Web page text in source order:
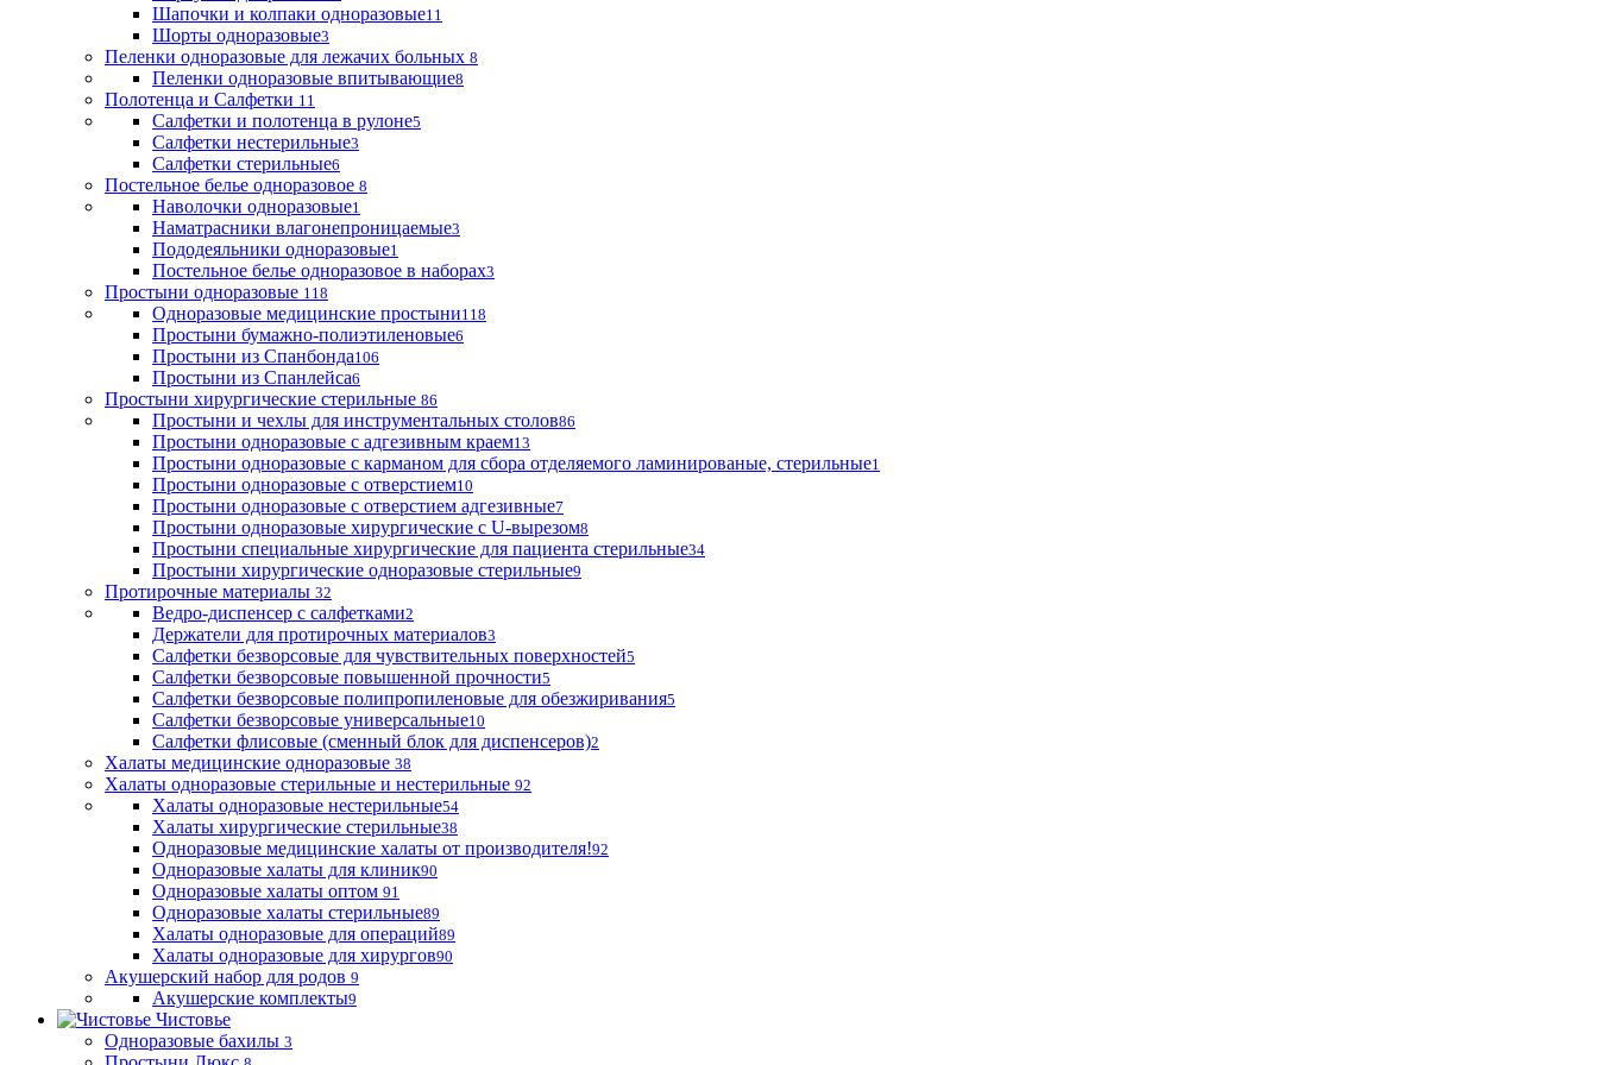
Шапочки и колпаки одноразовые11
Шорты одноразовые3
Пеленки одноразовые для лежачих больных 8
Пеленки одноразовые впитывающие8
Полотенца и Салфетки 11
Салфетки и полотенца в рулоне5
Салфетки нестерильные3
Салфетки стерильные6
Постельное белье одноразовое 8
Наволочки одноразовые1
Наматрасники влагонепроницаемые3
Пододеяльники одноразовые1
Постельное белье одноразовое в наборах3
Простыни одноразовые 118
Одноразовые медицинские простыни118
Простыни бумажно-полиэтиленовые6
Простыни из Спанбонда106
Простыни из Спанлейса6
Простыни хирургические стерильные 86
Простыни и чехлы для инструментальных столов86
Простыни одноразовые с адгезивным краем13
Простыни одноразовые с карманом для сбора отделяемого ламинированые, стерильные1
Простыни одноразовые с отверстием10
Простыни одноразовые с отверстием адгезивные7
Простыни одноразовые хирургические с U-вырезом8
Простыни специальные хирургические для пациента стерильные34
Простыни хирургические одноразовые стерильные9
Протирочные материалы 32
Ведро-диспенсер с салфетками2
Держатели для протирочных материалов3
Салфетки безворсовые для чувствительных поверхностей5
Салфетки безворсовые повышенной прочности5
Салфетки безворсовые полипропиленовые для обезжиривания5
Салфетки безворсовые универсальные10
Салфетки флисовые (сменный блок для диспенсеров)2
Халаты медицинские одноразовые 38
Халаты одноразовые стерильные и нестерильные 92
Халаты одноразовые нестерильные54
Халаты хирургические стерильные38
Одноразовые медицинские халаты от производителя!92
Одноразовые халаты для клиник90
Одноразовые халаты оптом 91
Одноразовые халаты стерильные89
Халаты одноразовые для операций89
Халаты одноразовые для хирургов90
Акушерский набор для родов 9
Акушерские комплекты9
Чистовье
Одноразовые бахилы 3